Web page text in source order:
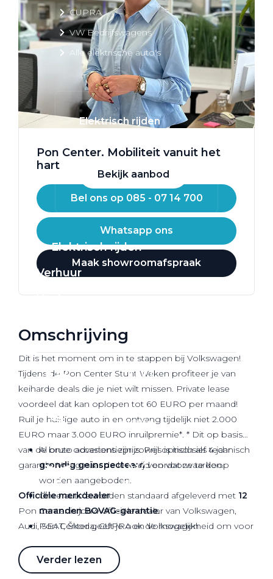
CUPRA
VW Bedrijfswagens
Alle elektrische auto's
Elektrisch rijden
Bekijk aanbod
Elektrisch rijden
Verhuur
Vestigingen
Pon Center. Mobiliteit vanuit het
hart
Bel ons op 085 - 07 14 700
Whatsapp ons
Maak showroomafspraak
Omschrijving
Dit is het moment om in te stappen bij Volkswagen!
Tijdens de Pon Center Stunt Weken profiteer je van
keiharde deals die je niet wilt missen. Private lease
voordeel dat kan oplopen tot 60 EURO per maand!
Ruil je huidige auto in en ontvang tijdelijk niet 2.000
EURO maar 3.000 EURO inruilpremie*. * Dit op basis
van de bruto advertentieprijs. Prijs is inclusief 4 jaar
garantie. Vraag naar de levertijd en voorwaarden.
Officiële merkdealer
Pon Center is jouw officiële dealer van Volkswagen,
Audi, SEAT, Škoda, CUPRA en Volkswagen
Onze service en diensten
Al onze occasions zijn zowel optisch als technisch
grondig geïnspecteerdvoordat ze te koop
worden aangeboden.
Onze auto’s worden standaard afgeleverd met 12
maanden BOVAG-garantie.
Pon Center geeft je ook de mogelijkheid om voor
Center Premium Pakkket: o.a. een
onderhoudsvrij garantie
Verder lezen